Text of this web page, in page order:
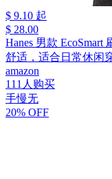
$ 9.10 起
$ 28.00
Hanes 男款
舒适，适合日常休闲
amazon
111人购买
手慢无
20% OFF